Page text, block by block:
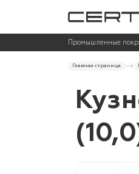
Промышленные
Главная страница